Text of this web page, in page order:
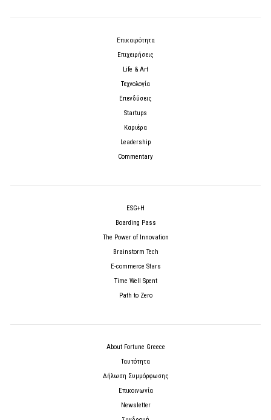
Επικαιρότητα
Επιχειρήσεις
Life & Art
Τεχνολογία
Επενδύσεις
Startups
Καριέρα
Leadership
Commentary
ESG+H
Boarding Pass
The Power of Innovation
Brainstorm Tech
E-commerce Stars
Time Well Spent
Path to Zero
About Fortune Greece
Ταυτότητα
Δήλωση Συμμόρφωσης
Επικοινωνία
Newsletter